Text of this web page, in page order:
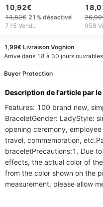
perle de pendentif de
pièce de monnaie de
la reine Elizabeth d'or
10,92€
13,82€ 21% désactivé
715 Vendu
avec
958
1,99€ Livraison Voghion
Arrive dans 18 à 30 jours ouvrables
Buyer Protection
Description de l'article par
Features: 100 brand new,
BraceletGender: LadyStyle:
opening ceremony,
travel, commemoration,
braceletPrecautions:1. Due
effects, the actual color of
from the color shown on the
measurement, please allow